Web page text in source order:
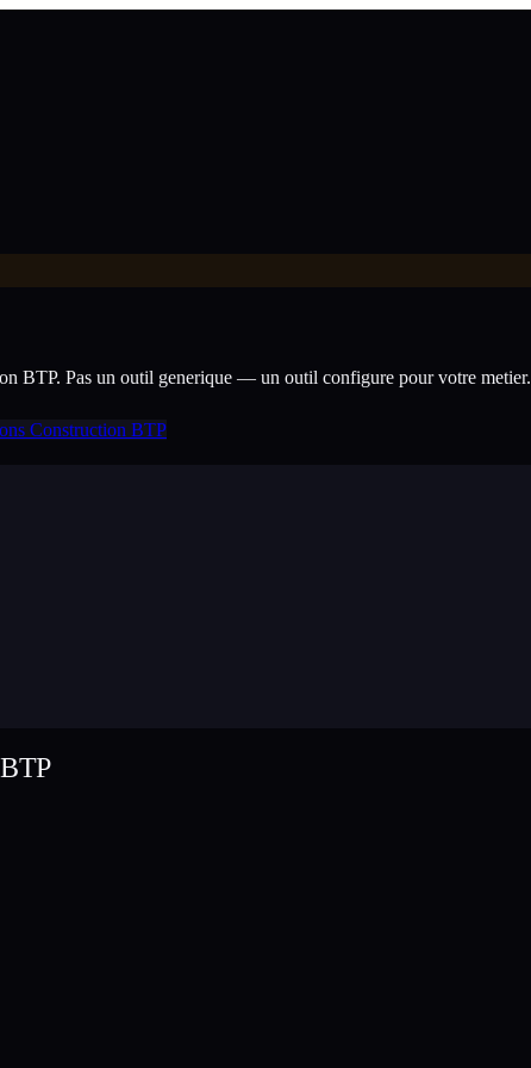
BTP. Pas un outil generique — un outil configure pour votre metier.
Construction BTP